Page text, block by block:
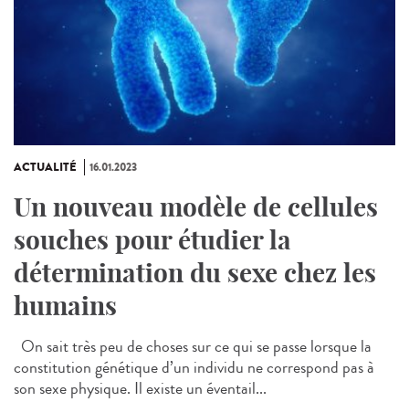
ACTUALITÉ 16.01.2023
Un nouveau modèle de cellules
souches pour étudier la
détermination du sexe chez les
humains
On sait très peu de choses sur ce qui se passe lorsque la
constitution génétique d’un individu ne correspond pas à
son sexe physique. Il existe un éventail...